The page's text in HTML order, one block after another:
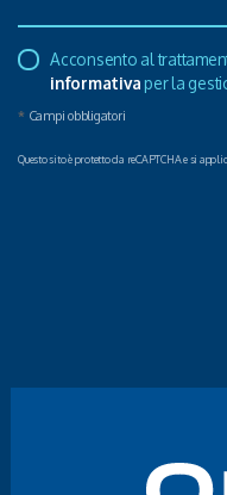
Acconsento al
informativa per la
* Campi obbligatori
Questo sito è protetto da reCAPTCHA e si